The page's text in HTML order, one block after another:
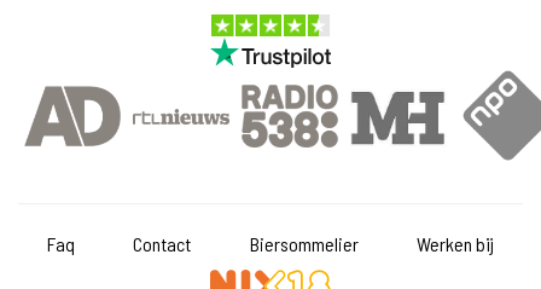
Faq Contact Biersommelier Werken bij